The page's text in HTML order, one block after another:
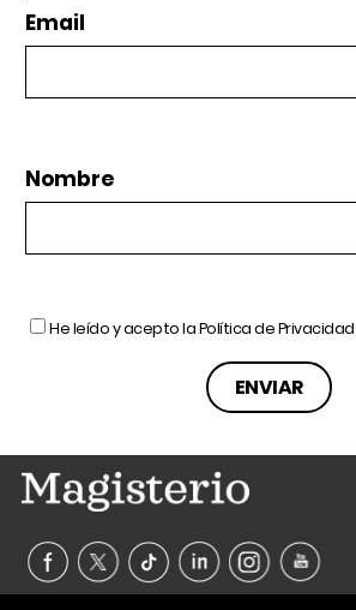
Email
Nombre
He leído y acepto laPolítica de Privacidad